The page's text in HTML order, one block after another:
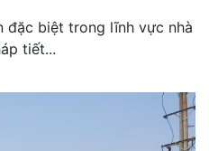
đặc biệt trong lĩnh vực nhà
tiết...